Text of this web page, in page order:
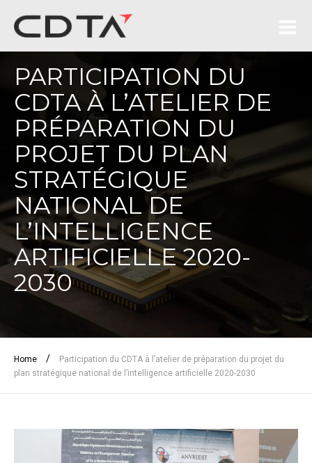
PARTICIPATION DU
CDTA À L’ATELIER DE
PRÉPARATION DU
PROJET DU PLAN
STRATÉGIQUE
NATIONAL DE
L’INTELLIGENCE
ARTIFICIELLE 2020-
2030
Home /
Participation du CDTA à l’atelier de préparation du projet du
plan stratégique national de l’intelligence artificielle 2020-2030